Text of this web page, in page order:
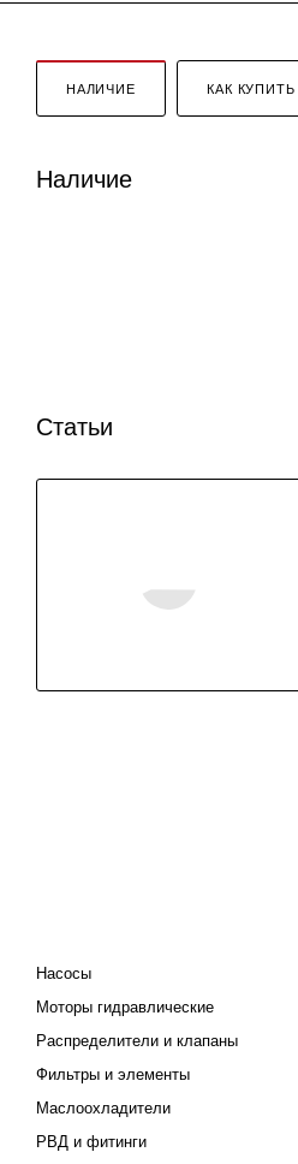
НАЛИЧИЕ КАК КУПИТЬ
Наличие
Статьи
Насосы
Моторы гидравлические
Распределители и клапаны
Фильтры и элементы
Маслоохладители
РВД и фитинги